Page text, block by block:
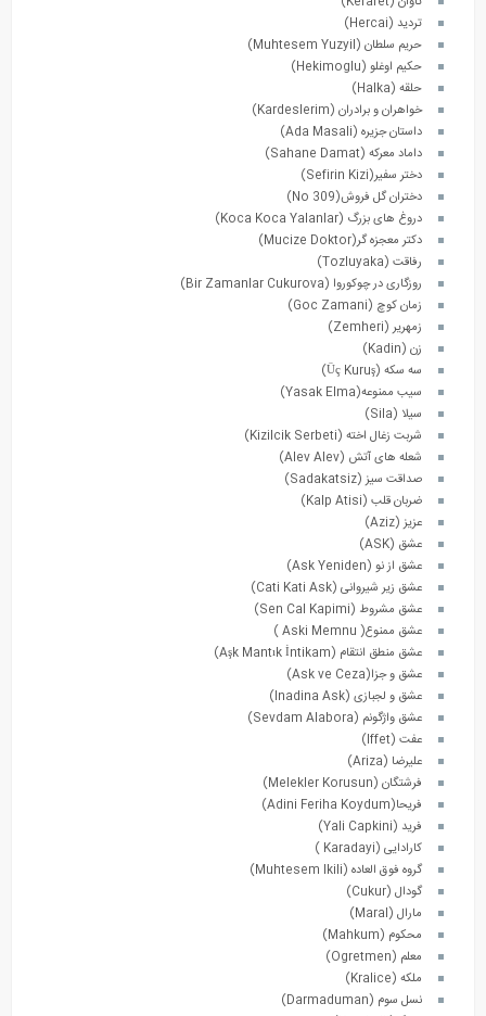
تردید (Hercai)
حریم سلطان (Muhtesem Yuzyil)
حکیم اوغلو (Hekimoglu)
حلقه (Halka)
خواهران و برادران (Kardeslerim)
داستان جزیره (Ada Masali)
داماد معرکه (Sahane Damat)
دختر سفیر(Sefirin Kizi)
دختران گل فروش(No 309)
دروغ های بزرگ (Koca Koca Yalanlar)
دکتر معجزه گر(Mucize Doktor)
رفاقت (Tozluyaka)
روزگاری در چوکوروا (Bir Zamanlar Cukurova)
زمان کوچ (Goc Zamani)
زمهریر (Zemheri)
زن (Kadin)
سه سکه (Üç Kuruş)
سیب ممنوعه(Yasak Elma)
سیلا (Sila)
شربت زغال اخته (Kizilcik Serbeti)
شعله های آتش (Alev Alev)
صداقت سیز (Sadakatsiz)
ضربان قلب (Kalp Atisi)
عزیز (Aziz)
عشق (ASK)
عشق از نو (Ask Yeniden)
عشق زیر شیروانی (Cati Kati Ask)
عشق مشروط (Sen Cal Kapimi)
عشق ممنوع( Aski Memnu )
عشق منطق انتقام (Aşk Mantık İntikam)
عشق و جزا(Ask ve Ceza)
عشق و لجبازی (Inadina Ask)
عشق واژگونم (Sevdam Alabora)
عفت (Iffet)
علیرضا (Ariza)
فرشتگان (Melekler Korusun)
فریحا(Adini Feriha Koydum)
فرید (Yali Capkini)
کارادایی (Karadayi )
گروه فوق العاده (Muhtesem Ikili)
گودال (Cukur)
مارال (Maral)
محکوم (Mahkum)
معلم (Ogretmen)
ملکه (Kralice)
نسل سوم (Darmaduman)